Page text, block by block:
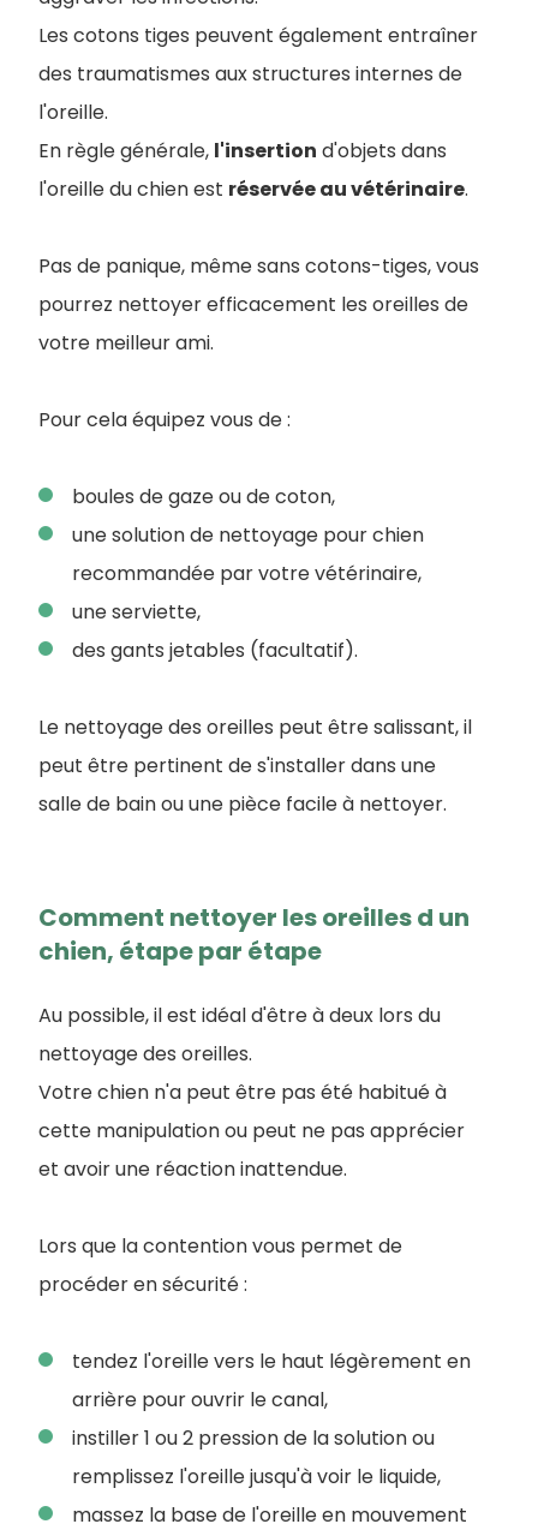
Les cotons tiges peuvent également entraîner
des traumatismes aux structures internes de
l'oreille.
En règle générale, l'insertion d'objets dans
l'oreille du chien est réservée au vétérinaire.
Pas de panique, même sans cotons-tiges, vous
pourrez nettoyer efficacement les oreilles de
votre meilleur ami.
Pour cela équipez vous de :
boules de gaze ou de coton,
une solution de nettoyage pour chien
recommandée par votre vétérinaire,
une serviette,
des gants jetables (facultatif).
Le nettoyage des oreilles peut être salissant, il
peut être pertinent de s'installer dans une
salle de bain ou une pièce facile à nettoyer.
Comment nettoyer les oreilles d un
chien, étape par étape
Au possible, il est idéal d'être à deux lors du
nettoyage des oreilles.
Votre chien n'a peut être pas été habitué à
cette manipulation ou peut ne pas apprécier
et avoir une réaction inattendue.
Lors que la contention vous permet de
procéder en sécurité :
tendez l'oreille vers le haut légèrement en
arrière pour ouvrir le canal,
instiller 1 ou 2 pression de la solution ou
remplissez l'oreille jusqu'à voir le liquide,
massez la base de l'oreille en mouvement